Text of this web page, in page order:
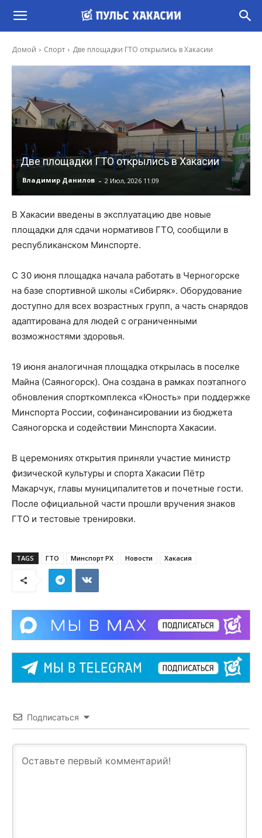
Домой Спорт Две площадки ГТО открылись в Хакасии
Две площадки ГТО открылись в Хакасии
Владимир Данилов - 2 Июл, 2026 11:09
В Хакасии введены в эксплуатацию две новые
площадки для сдачи нормативов ГТО, сообщили в
республиканском Минспорте.
С 30 июня площадка начала работать в Черногорске
на базе спортивной школы «Сибиряк». Оборудование
доступно для всех возрастных групп, а часть снарядов
адаптирована для людей с ограниченными
возможностями здоровья.
19 июня аналогичная площадка открылась в поселке
Майна (Саяногорск). Она создана в рамках поэтапного
обновления спорткомплекса «Юность» при поддержке
Минспорта России, софинансировании из бюджета
Саяногорска и содействии Минспорта Хакасии.
В церемониях открытия приняли участие министр
физической культуры и спорта Хакасии Пётр
Макарчук, главы муниципалитетов и почетные гости.
После официальной части прошли вручения знаков
ГТО и тестовые тренировки.
TAGS ГТО Минспорт РХ Новости Хакасия
Подписаться